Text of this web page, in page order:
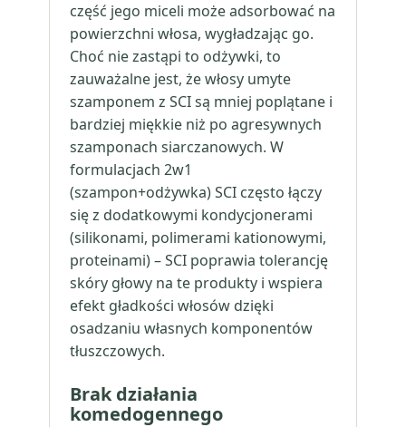
część jego miceli może adsorbować na
powierzchni włosa, wygładzając go.
Choć nie zastąpi to odżywki, to
zauważalne jest, że włosy umyte
szamponem z SCI są mniej poplątane i
bardziej miękkie niż po agresywnych
szamponach siarczanowych. W
formulacjach 2w1
(szampon+odżywka) SCI często łączy
się z dodatkowymi kondycjonerami
(silikonami, polimerami kationowymi,
proteinami) – SCI poprawia tolerancję
skóry głowy na te produkty i wspiera
efekt gładkości włosów dzięki
osadzaniu własnych komponentów
tłuszczowych.
Brak działania
komedogennego